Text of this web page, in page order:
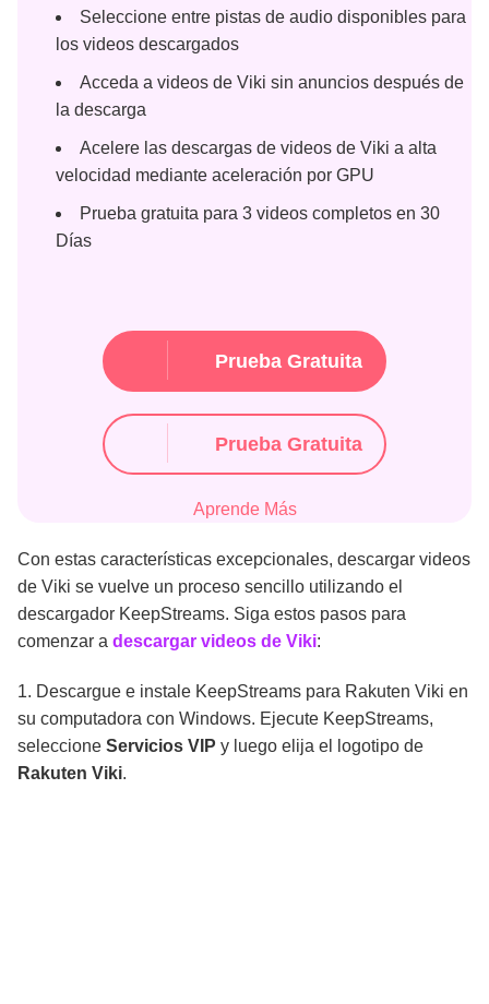
Seleccione entre pistas de audio disponibles para
los videos descargados
Acceda a videos de Viki sin anuncios después de
la descarga
Acelere las descargas de videos de Viki a alta
velocidad mediante aceleración por GPU
Prueba gratuita para 3 videos completos en 30
Días
Prueba Gratuita
Prueba Gratuita
Aprende Más
Con estas características excepcionales, descargar videos
de Viki se vuelve un proceso sencillo utilizando el
descargador KeepStreams. Siga estos pasos para
comenzar a descargar videos de Viki:
1. Descargue e instale KeepStreams para Rakuten Viki en
su computadora con Windows. Ejecute KeepStreams,
seleccione Servicios VIP y luego elija el logotipo de
Rakuten Viki.